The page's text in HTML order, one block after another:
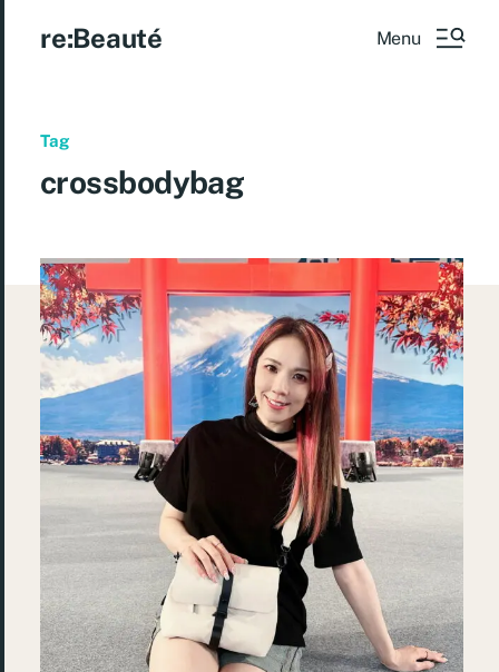
re:Beauté Menu
Tag
crossbodybag